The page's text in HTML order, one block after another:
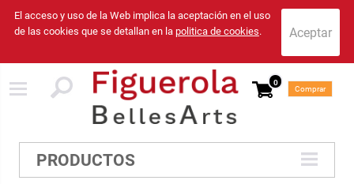
El acceso y uso de la Web implica la aceptación en el uso
de las cookies que se detallan en la politica de cookies.
0
Comprar
PRODUCTOS